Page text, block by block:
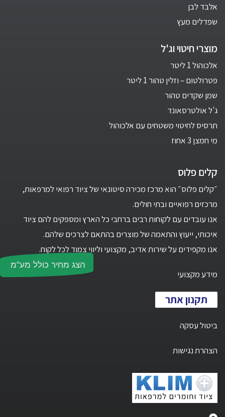
הצג מחיר כולל מע"מ
אלבד לבן
שפדלים מעץ
מוצרי חיטוי וג'ל
אלכוהול 1 ליטר
פטרולטום – וזלין טהור 1 ליטר
שמן שקדים טהור
ג'ל אולטרסאונד
תרסיס לחיטוי משטחים עם אלכוהול
מי חמצן 3 אחוז
קלים פלוס
״קלים פלוס״ הוא מרכז מכירה סיטונאי של ציוד רפואי למרפאות,
מרכזים רפואיים ובתי חולים.
אנו עובדים עם לקוחות רבים ברחבי כל הארץ ומספקים להם ציוד
איכותי, ייעוץ והתאמה של מוצרים בהתאם לצרכים שלהם.
אנו מקפידים על שירות אדיב, מקצועי וליווי צמוד לכל לקוח.
מידע מקצועי
תקנון אתר
ביטול עסקה
הצהרת נגישות